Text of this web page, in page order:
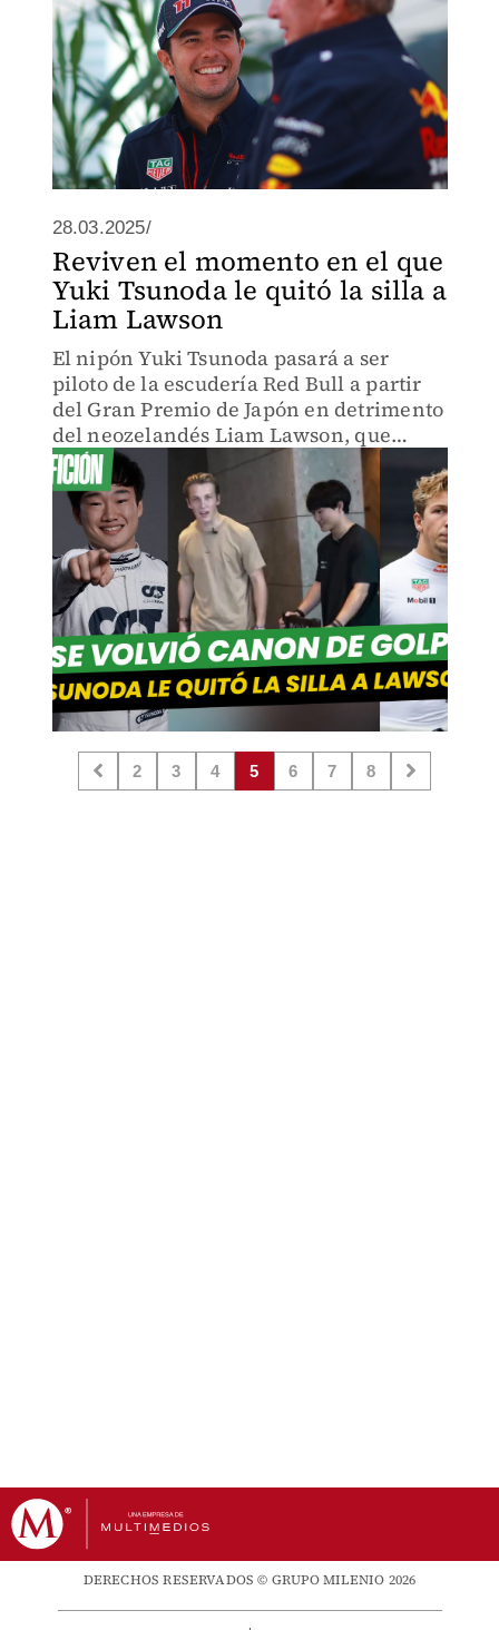
28.03.2025/
Reviven el momento en el que
Yuki Tsunoda le quitó la silla a
Liam Lawson
El nipón Yuki Tsunoda pasará a ser
piloto de la escudería Red Bull a partir
del Gran Premio de Japón en detrimento
del neozelandés Liam Lawson, que
conducirá el monoplaza de Racing Bulls,
algo que ya hizo la pasada temporada.
2 3 4 5 6 7 8
DERECHOS RESERVADOS © GRUPO MILENIO 2026